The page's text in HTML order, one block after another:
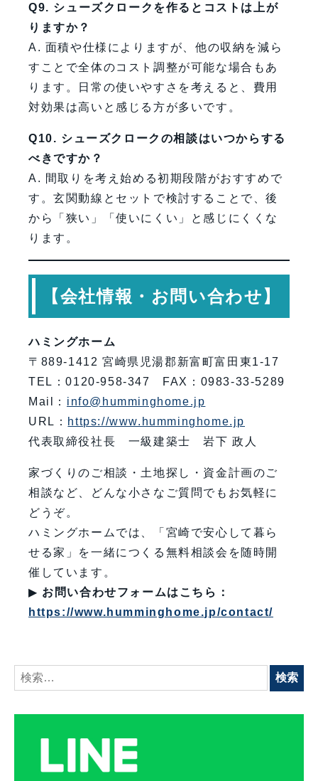
Q9. シューズクロークを作るとコストは上が
りますか？
A. 面積や仕様によりますが、他の収納を減ら
すことで全体のコスト調整が可能な場合もあ
ります。日常の使いやすさを考えると、費用
対効果は高いと感じる方が多いです。
Q10. シューズクロークの相談はいつからする
べきですか？
A. 間取りを考え始める初期段階がおすすめで
す。玄関動線とセットで検討することで、後
から「狭い」「使いにくい」と感じにくくな
ります。
【会社情報・お問い合わせ】
ハミングホーム
〒889-1412 宮崎県児湯郡新富町富田東1-17
TEL：0120-958-347 FAX：0983-33-5289
Mail： info@humminghome.jp
URL： https://www.humminghome.jp
代表取締役社長 一級建築士 岩下 政人
家づくりのご相談・土地探し・資金計画のご
相談など、どんな小さなご質問でもお気軽に
どうぞ。
ハミングホームでは、「宮崎で安心して暮ら
せる家」を一緒につくる無料相談会を随時開
催しています。
▶ お問い合わせフォームはこちら：
https://www.humminghome.jp/contact/
検
索: